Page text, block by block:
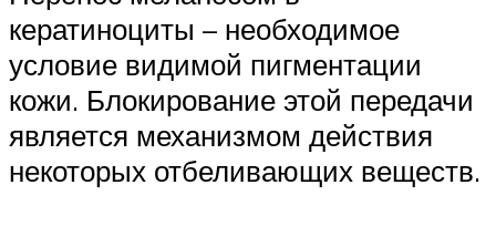
кератиноциты – необходимое
условие видимой пигментации
кожи. Блокирование этой передачи
является механизмом действия
некоторых отбеливающих веществ.